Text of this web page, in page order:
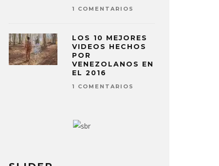
1 COMENTARIOS
LOS 10 MEJORES
VIDEOS HECHOS
POR
VENEZOLANOS EN
EL 2016
1 COMENTARIOS